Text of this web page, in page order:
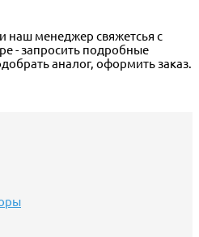
наш менеджер свяжетсья с
- запросить подробные
аналог, оформить заказ.